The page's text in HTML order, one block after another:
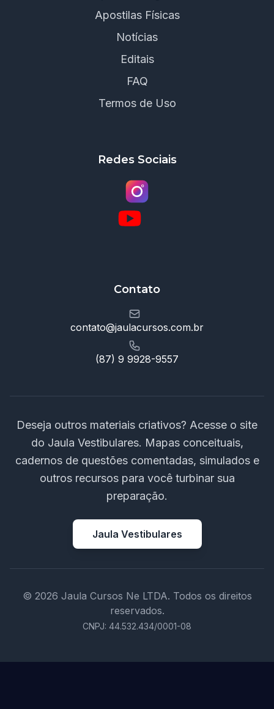
Apostilas Físicas
Notícias
Editais
FAQ
Termos de Uso
Redes Sociais
Contato
contato@jaulacursos.com.br
(87) 9 9928-9557
Deseja outros materiais criativos? Acesse o site
do Jaula Vestibulares. Mapas conceituais,
cadernos de questões comentadas, simulados e
outros recursos para você turbinar sua
preparação.
Jaula Vestibulares
© 2026 Jaula Cursos Ne LTDA. Todos os direitos
reservados.
CNPJ: 44.532.434/0001-08